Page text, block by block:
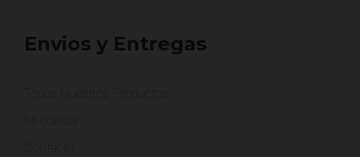
Envios y Entregas
Todos Nuestros Productos
Mi cuenta
Contacto